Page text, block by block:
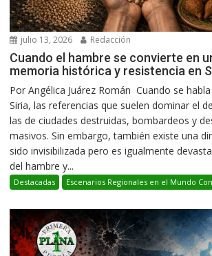
julio 13, 2026 Redacción
Cuando el hambre se convierte en
memoria histórica y resistencia en
Por Angélica Juárez Román Cuando se
Siria, las referencias que suelen dominar el
las de ciudades destruidas, bombardeos y
masivos. Sin embargo, también existe una
sido invisibilizada pero es igualmente
del hambre y...
Destacadas Escenarios Regionales en el Mundo